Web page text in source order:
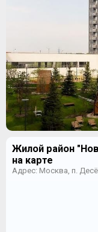
Жилой район
на карте
Адрес: Москва, п.